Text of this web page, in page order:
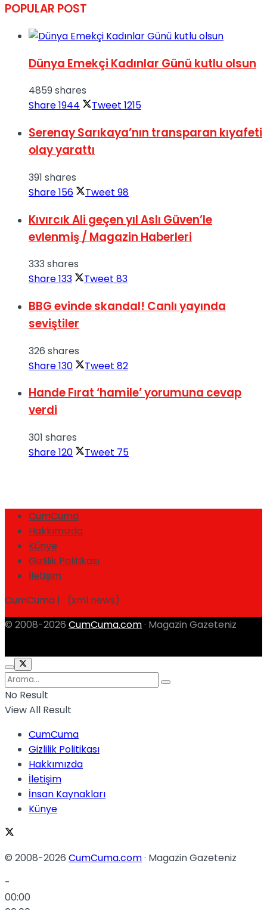
POPULAR POST
Dünya Emekçi Kadınlar Günü kutlu olsun
4859 shares
Share1944 Tweet 1215
Serenay Sarıkaya’nın transparan kıyafeti
olay yarattı
391 shares
Share156 Tweet 98
Kıvırcık Ali geçen yıl Aslı Güven’le
evlenmiş / Magazin Haberleri
333 shares
Share133 Tweet 83
BBG evinde skandal! Canlı yayında
seviştiler
326 shares
Share130 Tweet 82
Hande Fırat ‘hamile’ yorumuna cevap
verdi
301 shares
Share120 Tweet 75
CumCuma
Hakkımızda
Künye
Gizlilik Politikası
İletişim
CumCuma | (xml news)
© 2008-2026 CumCuma.com · Magazin Gazeteniz
No Result
View All Result
CumCuma
Gizlilik Politikası
Hakkımızda
İletişim
İnsan Kaynakları
Künye
© 2008-2026 CumCuma.com· Magazin Gazeteniz
-
00:00